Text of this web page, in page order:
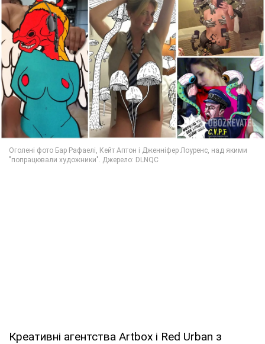
Креативні агентства Artbox і Red Urban з